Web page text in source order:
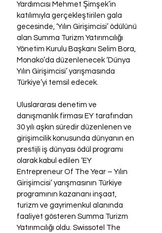
Yardımcısı Mehmet Şimşek’in
katılımıyla gerçekleştirilen gala
gecesinde, ‘Yılın Girişimcisi’ ödülünü
alan Summa Turizm Yatırımcılığı
Yönetim Kurulu Başkanı Selim Bora,
Monako’da düzenlenecek ‘Dünya
Yılın Girişimcisi’ yarışmasında
Türkiye’yi temsil edecek.
Uluslararası denetim ve
danışmanlık firması EY tarafından
30 yılı aşkın süredir düzenlenen ve
girişimcilik konusunda dünyanın en
prestijli iş dünyası ödül programı
olarak kabul edilen ‘EY
Entrepreneur Of The Year – Yılın
Girişimcisi’ yarışmasının Türkiye
programının kazananı inşaat,
turizm ve gayrimenkul alanında
faaliyet gösteren Summa Turizm
Yatırımcılığı oldu. Swissotel The